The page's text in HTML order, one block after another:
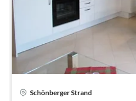
Schönberger Strand